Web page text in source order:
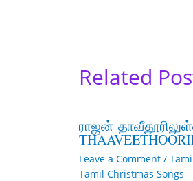
Related
ராஜன்
Leave a Comment /
Tamil Christmas Songs